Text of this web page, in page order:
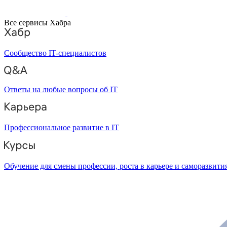
Все сервисы Хабра
Сообщество IT-специалистов
Ответы на любые вопросы об IT
Профессиональное развитие в IT
Обучение для смены профессии, роста в карьере и